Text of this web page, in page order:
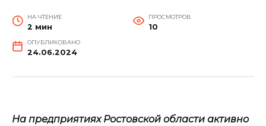
НА ЧТЕНИЕ
2 мин
ПРОСМОТРОВ
10
ОПУБЛИКОВАНО
24.06.2024
На предприятиях Ростовской области активно